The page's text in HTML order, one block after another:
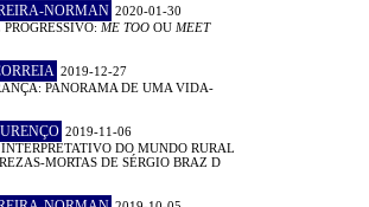
NORMAN 2020-01-30
ME TOO OU MEET
2019-12-27
PANORAMA DE UMA VIDA-
2019-11-06
DO MUNDO RURAL
MORTAS DE SÉRGIO BRAZ D